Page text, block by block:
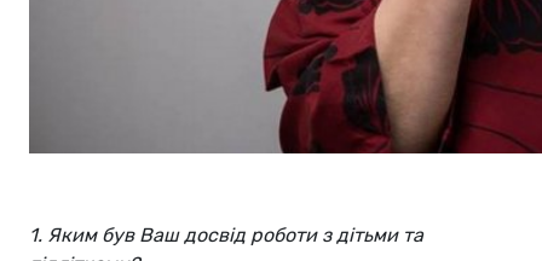
1. Яким був Ваш досвід роботи з дітьми та